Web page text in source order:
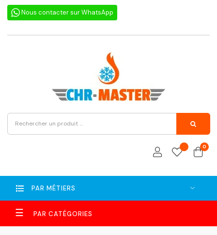
Nous contacter sur WhatsApp
0
PAR MÉTIERS
Basculer
la
navigation
☰